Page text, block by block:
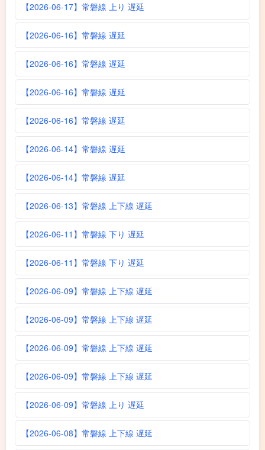
【2026-06-17】常磐線 上り 遅延
【2026-06-16】常磐線 遅延
【2026-06-16】常磐線 遅延
【2026-06-16】常磐線 遅延
【2026-06-16】常磐線 遅延
【2026-06-14】常磐線 遅延
【2026-06-14】常磐線 遅延
【2026-06-13】常磐線 上下線 遅延
【2026-06-11】常磐線 下り 遅延
【2026-06-11】常磐線 下り 遅延
【2026-06-09】常磐線 上下線 遅延
【2026-06-09】常磐線 上下線 遅延
【2026-06-09】常磐線 上下線 遅延
【2026-06-09】常磐線 上下線 遅延
【2026-06-09】常磐線 上り 遅延
【2026-06-08】常磐線 上下線 遅延